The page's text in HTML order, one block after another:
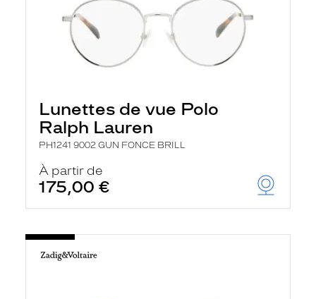
Lunettes de vue Polo
Ralph Lauren
PH1241 9002 GUN FONCE BRILL
À partir de
175,00 €